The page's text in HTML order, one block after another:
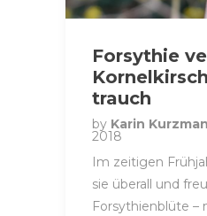
Forsythie
trauch
by Karin
2018
Im zeitigen
sie überall und
Forsythienblüte –